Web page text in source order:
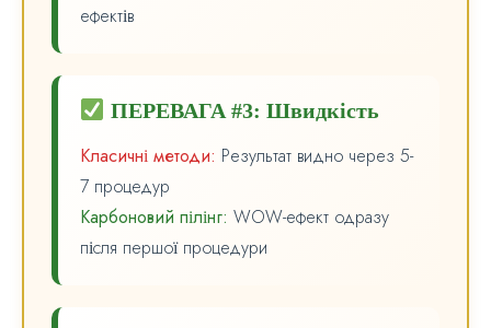
ефектів
ПЕРЕВАГА #3: Швидкість
Класичні методи: Результат видно через 5-
7 процедур
Карбоновий пілінг: WOW-ефект одразу
після першої процедури